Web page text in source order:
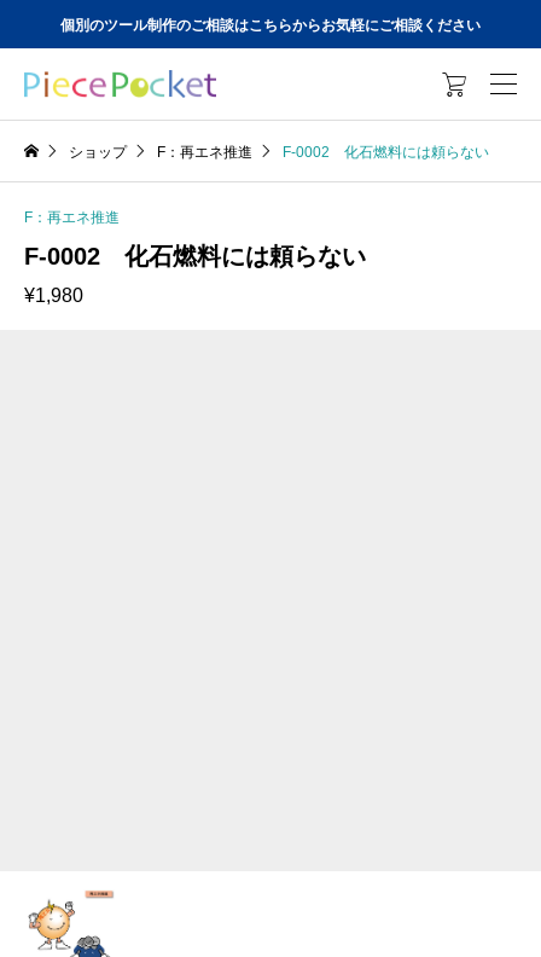
個別のツール制作のご相談はこちらからお気軽にご相談ください

ショップ F：再エネ推進 F-0002 化石燃料には頼らない
F：再エネ推進
F-0002 化石燃料には頼らない
¥1,980